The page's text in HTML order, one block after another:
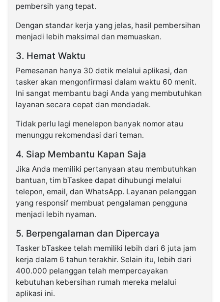
pembersih yang tepat.
Dengan standar kerja yang jelas, hasil pembersihan
menjadi lebih maksimal dan memuaskan.
3. Hemat Waktu
Pemesanan hanya 30 detik melalui aplikasi, dan
tasker akan mengonfirmasi dalam waktu 60 menit.
Ini sangat membantu bagi Anda yang membutuhkan
layanan secara cepat dan mendadak.
Tidak perlu lagi menelepon banyak nomor atau
menunggu rekomendasi dari teman.
4. Siap Membantu Kapan Saja
Jika Anda memiliki pertanyaan atau membutuhkan
bantuan, tim bTaskee dapat dihubungi melalui
telepon, email, dan WhatsApp. Layanan pelanggan
yang responsif membuat pengalaman pengguna
menjadi lebih nyaman.
5. Berpengalaman dan Dipercaya
Tasker bTaskee telah memiliki lebih dari 6 juta jam
kerja dalam 6 tahun terakhir. Selain itu, lebih dari
400.000 pelanggan telah mempercayakan
kebutuhan kebersihan rumah mereka melalui
aplikasi ini.